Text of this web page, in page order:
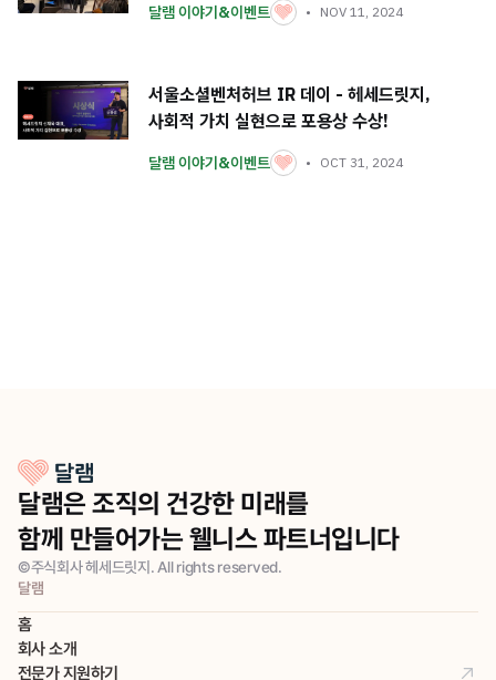
달램 이야기&이벤트 NOV 11, 2024
서울소셜벤처허브 IR 데이 - 헤세드릿지,
사회적 가치 실현으로 포용상 수상!
달램 이야기&이벤트 OCT 31, 2024